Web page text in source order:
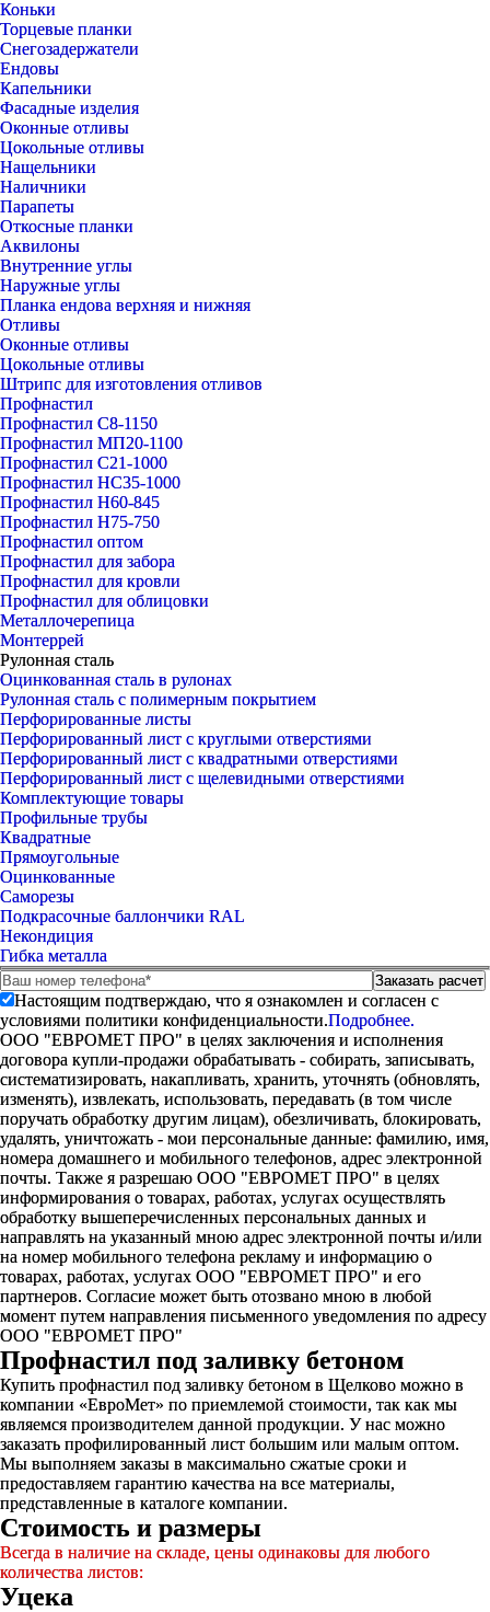
Коньки
Торцевые планки
Снегозадержатели
Ендовы
Капельники
Фасадные изделия
Оконные отливы
Цокольные отливы
Нащельники
Наличники
Парапеты
Откосные планки
Аквилоны
Внутренние углы
Наружные углы
Планка ендова верхняя и нижняя
Отливы
Оконные отливы
Цокольные отливы
Штрипс для изготовления отливов
Профнастил
Профнастил С8-1150
Профнастил МП20-1100
Профнастил С21-1000
Профнастил НС35-1000
Профнастил Н60-845
Профнастил Н75-750
Профнастил оптом
Профнастил для забора
Профнастил для кровли
Профнастил для облицовки
Металлочерепица
Монтеррей
Рулонная сталь
Оцинкованная сталь в рулонах
Рулонная сталь с полимерным покрытием
Перфорированные листы
Перфорированный лист с круглыми отверстиями
Перфорированный лист с квадратными отверстиями
Перфорированный лист с щелевидными отверстиями
Комплектующие товары
Профильные трубы
Квадратные
Прямоугольные
Оцинкованные
Саморезы
Подкрасочные баллончики RAL
Некондиция
Гибка металла
Настоящим подтверждаю, что я ознакомлен и согласен с
условиями политики конфиденциальности.Подробнее.
ООО "ЕВРОМЕТ ПРО" в целях заключения и исполнения
договора купли-продажи обрабатывать - собирать, записывать,
систематизировать, накапливать, хранить, уточнять (обновлять,
изменять), извлекать, использовать, передавать (в том числе
поручать обработку другим лицам), обезличивать, блокировать,
удалять, уничтожать - мои персональные данные: фамилию, имя,
номера домашнего и мобильного телефонов, адрес электронной
почты. Также я разрешаю ООО "ЕВРОМЕТ ПРО" в целях
информирования о товарах, работах, услугах осуществлять
обработку вышеперечисленных персональных данных и
направлять на указанный мною адрес электронной почты и/или
на номер мобильного телефона рекламу и информацию о
товарах, работах, услугах ООО "ЕВРОМЕТ ПРО" и его
партнеров. Согласие может быть отозвано мною в любой
момент путем направления письменного уведомления по адресу
ООО "ЕВРОМЕТ ПРО"
Профнастил под заливку бетоном
Купить профнастил под заливку бетоном в Щелково можно в
компании «ЕвроМет» по приемлемой стоимости, так как мы
являемся производителем данной продукции. У нас можно
заказать профилированный лист большим или малым оптом.
Мы выполняем заказы в максимально сжатые сроки и
предоставляем гарантию качества на все материалы,
представленные в каталоге компании.
Стоимость и размеры
Всегда в наличие на складе, цены одинаковы для любого
количества листов:
Уцека